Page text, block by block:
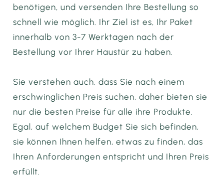
benötigen, und versenden Ihre Bestellung so
schnell wie möglich. Ihr Ziel ist es, Ihr Paket
innerhalb von 3-7 Werktagen nach der
Bestellung vor Ihrer Haustür zu haben.
Sie verstehen auch, dass Sie nach einem
erschwinglichen Preis suchen, daher bieten sie
nur die besten Preise für alle ihre Produkte.
Egal, auf welchem Budget Sie sich befinden,
sie können Ihnen helfen, etwas zu finden, das
Ihren Anforderungen entspricht und Ihren Preis
erfüllt.